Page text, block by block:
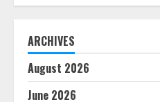
ARCHIVES
August 2026
June 2026